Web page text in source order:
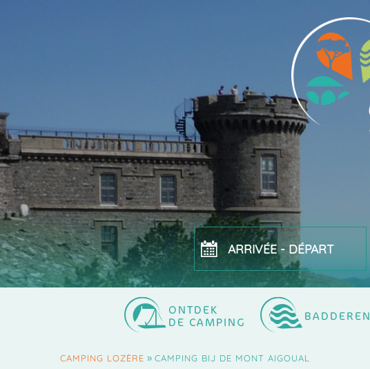
ARRIVÉE - DÉPART
ONTDEK
DE CAMPING
BADDEREN
CAMPING LOZÈRE » CAMPING BIJ DE MONT AIGOUAL